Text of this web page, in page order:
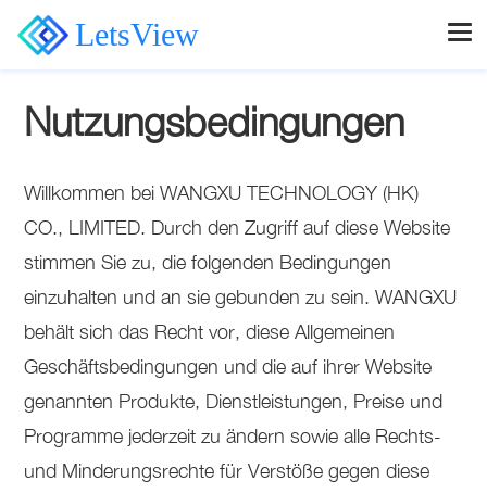
LetsView
Nutzungsbedingungen
Willkommen bei WANGXU TECHNOLOGY (HK)
CO., LIMITED. Durch den Zugriff auf diese Website
stimmen Sie zu, die folgenden Bedingungen
einzuhalten und an sie gebunden zu sein. WANGXU
behält sich das Recht vor, diese Allgemeinen
Geschäftsbedingungen und die auf ihrer Website
genannten Produkte, Dienstleistungen, Preise und
Programme jederzeit zu ändern sowie alle Rechts-
und Minderungsrechte für Verstöße gegen diese